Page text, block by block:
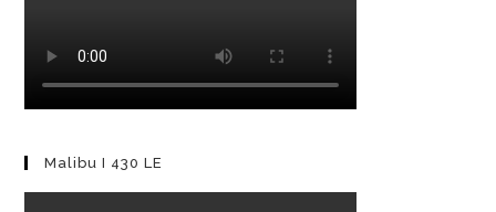
Malibu I 430 LE